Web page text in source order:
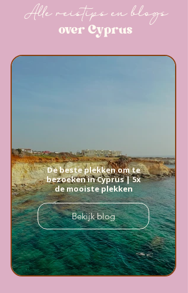
Alle reistips en blogs
over Cyprus
De beste plekken om te
bezoeken in Cyprus | 5x
de mooiste plekken
Bekijk blog